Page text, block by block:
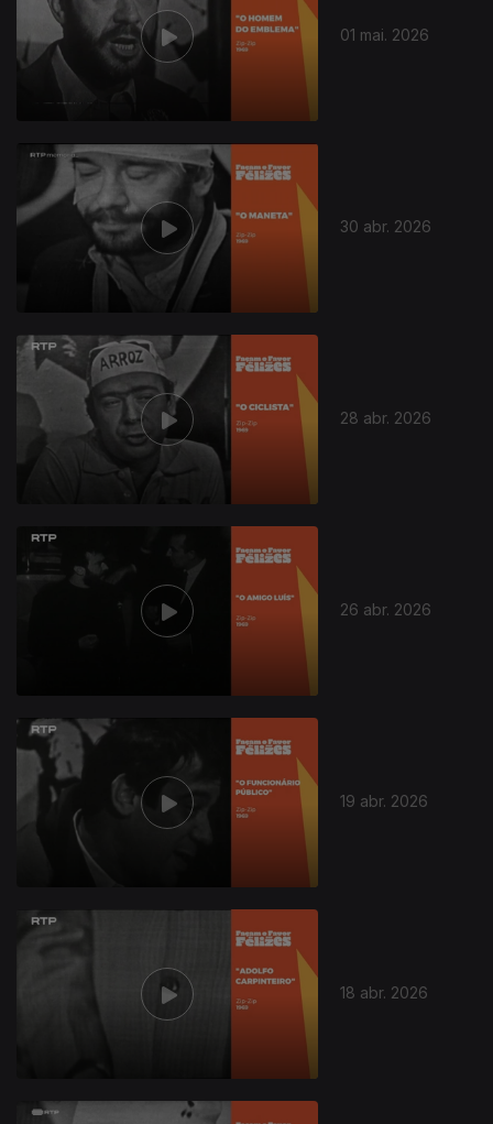
01 mai. 2026
30 abr. 2026
28 abr. 2026
26 abr. 2026
19 abr. 2026
18 abr. 2026